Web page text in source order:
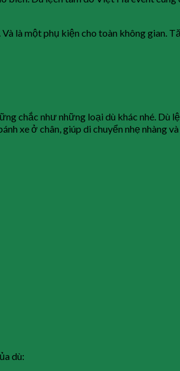
là một phụ kiện cho toàn không gian.
chắc như những loại dù khác nhé.
xe ở chân, giúp di chuyển nhẹ nhàng
dù: